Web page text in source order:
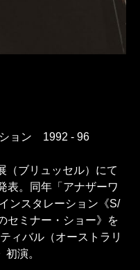
ョン 1992 - 96
（ブリュッセル）にて
表。同年「アナザーワ
ンスタレーション《S/
セミナー・ショー》を
ィバル（オーストラリ
演。